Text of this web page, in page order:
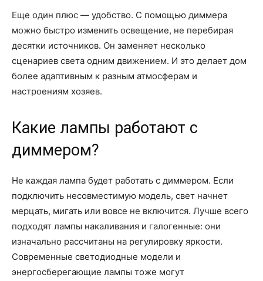
Еще один плюс — удобство. С помощью диммера
можно быстро изменить освещение, не перебирая
десятки источников. Он заменяет несколько
сценариев света одним движением. И это делает дом
более адаптивным к разным атмосферам и
настроениям хозяев.
Какие лампы работают с
диммером?
Не каждая лампа будет работать с диммером. Если
подключить несовместимую модель, свет начнет
мерцать, мигать или вовсе не включится. Лучше всего
подходят лампы накаливания и галогенные: они
изначально рассчитаны на регулировку яркости.
Современные светодиодные модели и
энергосберегающие лампы тоже могут